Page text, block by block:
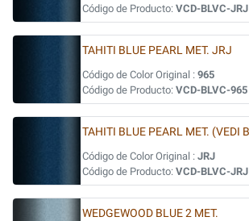
Código de Producto: VCD-BLVC-JRJ
TAHITI BLUE PEARL MET. JRJ
Código de Color Original : 965
Código de Producto: VCD-BLVC-965
TAHITI BLUE PEARL MET. (VEDI
Código de Color Original : JRJ
Código de Producto: VCD-BLVC-JRJ
WEDGEWOOD BLUE 2 MET.